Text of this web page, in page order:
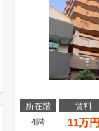
所在階 賃料
4階
11万円